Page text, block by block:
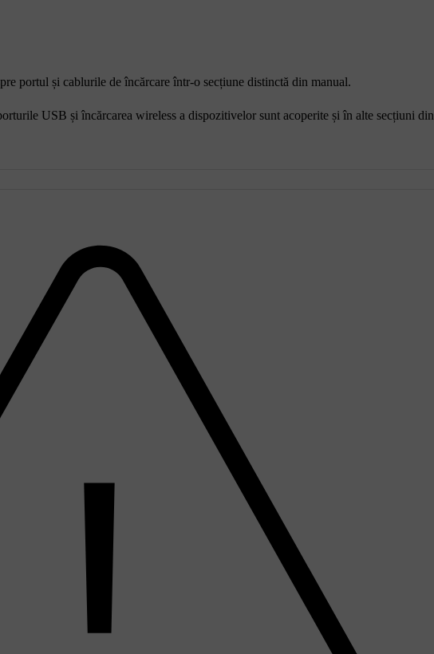
portul și cablurile de încărcare într-o secțiune distinctă din manual.
USB și încărcarea wireless a dispozitivelor sunt acoperite și în alte secțiuni din